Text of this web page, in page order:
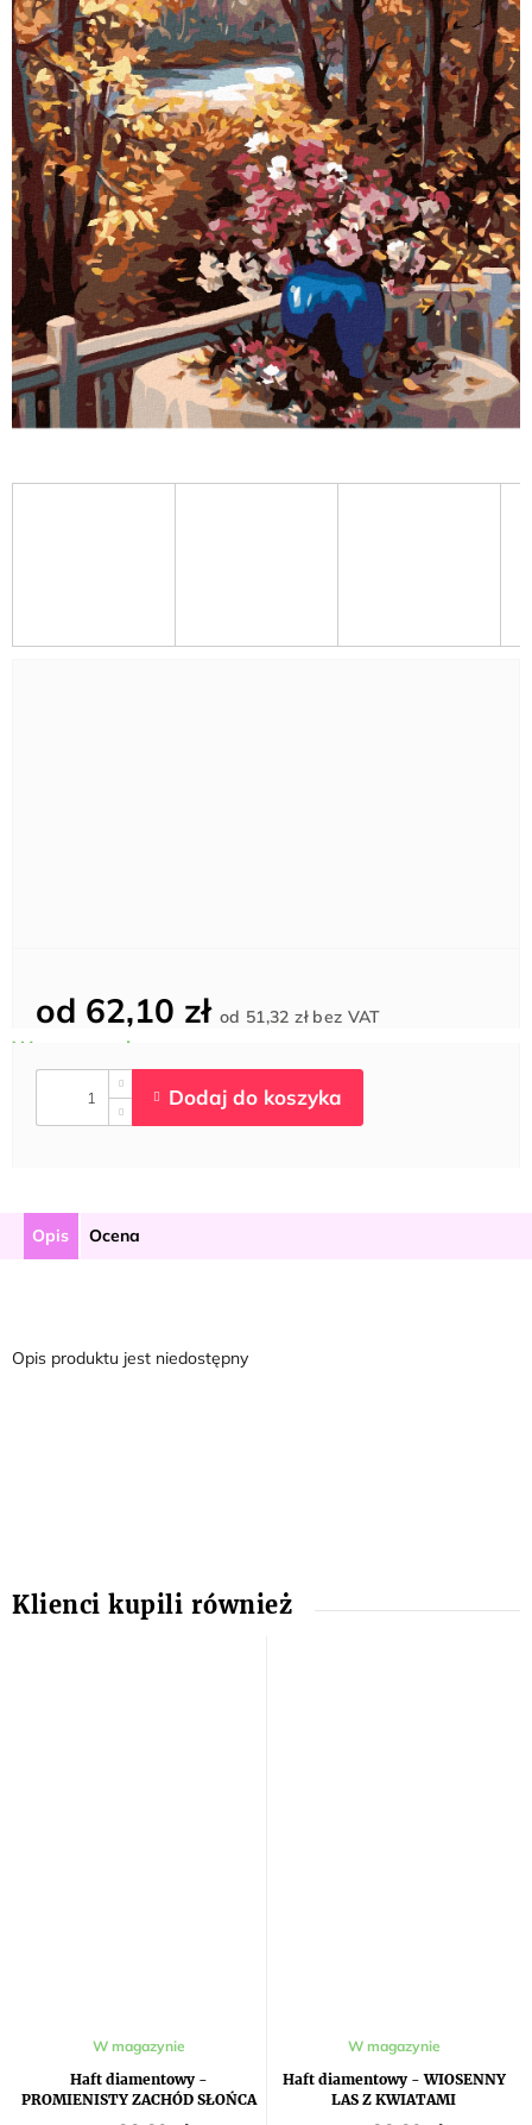
od 62,10 zł od 51,32 złbez VAT
Opis Ocena
Opis produktu jest niedostępny
Haft diamentowy -
PROMIENISTY ZACHÓD SŁOŃCA
NAD SKAŁAMI
W magazynie
Haft diamentowy - WIOSENNY
LAS Z KWIATAMI
W magazynie